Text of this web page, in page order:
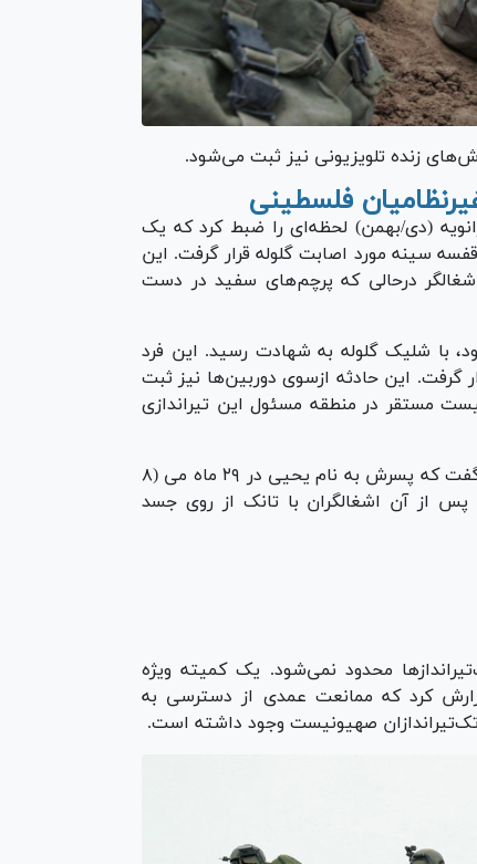
زنده تلویزیونی نیز ثبت می‌شود.
فلسطینی
(دی/بهمن) لحظه‌ای را ضبط کرد که یک
قفسه سینه مورد اصابت گلوله قرار گرفت. این
درحالی که پرچم‌های سفید در دست
با شلیک گلوله به شهادت رسید. این فرد
گرفت. این حادثه ازسوی دوربین‌ها نیز ثبت
مستقر در منطقه مسئول این تیراندازی
معتصم دلول، خبرنگار فلسطینی که در شمال غزه مستقر است، گفت که پسرش به نام یحیی در ۲۹ ماه می (۸
از آن اشغالگران با تانک از روی جسد
محدود نمی‌شود. یک کمیته ویژه
مجمع عمومی گزارش کرد که ممانعت عمدی از دسترسی به
تک‌تیراندازان صهیونیست وجود داشته است.